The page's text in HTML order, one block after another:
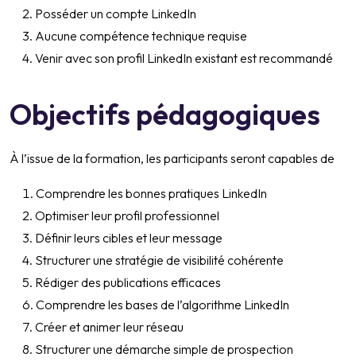
Posséder un compte LinkedIn
Aucune compétence technique requise
Venir avec son profil LinkedIn existant est recommandé
Objectifs pédagogiques
À l’issue de la formation, les participants seront capables de
Comprendre les bonnes pratiques LinkedIn
Optimiser leur profil professionnel
Définir leurs cibles et leur message
Structurer une stratégie de visibilité cohérente
Rédiger des publications efficaces
Comprendre les bases de l’algorithme LinkedIn
Créer et animer leur réseau
Structurer une démarche simple de prospection